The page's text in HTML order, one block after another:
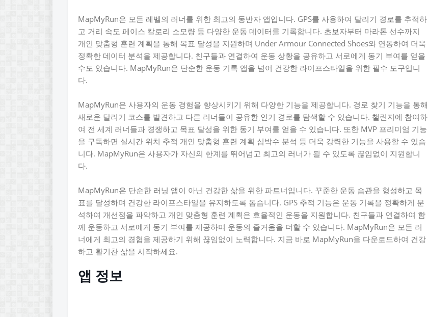
MapMyRun은 모든 레벨의 러너를 위한 최고의 동반자 앱입니다. GPS를 사용하여 달리기 경로를 추적하
고 거리 속도 페이스 칼로리 소모량 등 다양한 운동 데이터를 기록합니다. 초보자부터 마라톤 선수까지
개인 맞춤형 훈련 계획을 통해 목표 달성을 지원하며 Under Armour Connected Shoes와 연동하여 더욱
정확한 데이터 분석을 제공합니다. 친구들과 연결하여 운동 상황을 공유하고 서로에게 동기 부여를 얻을
수도 있습니다. MapMyRun은 단순한 운동 기록 앱을 넘어 건강한 라이프스타일을 위한 필수 도구입니
다.
MapMyRun은 사용자의 운동 경험을 향상시키기 위해 다양한 기능을 제공합니다. 경로 찾기 기능을 통해
새로운 달리기 코스를 발견하고 다른 러너들이 공유한 인기 경로를 탐색할 수 있습니다. 챌린지에 참여하
여 전 세계 러너들과 경쟁하고 목표 달성을 위한 동기 부여를 얻을 수 있습니다. 또한 MVP 프리미엄 기능
을 구독하면 실시간 위치 추적 개인 맞춤형 훈련 계획 심박수 분석 등 더욱 강력한 기능을 사용할 수 있습
니다. MapMyRun은 사용자가 자신의 한계를 뛰어넘고 최고의 러너가 될 수 있도록 끊임없이 지원합니
다.
MapMyRun은 단순한 러닝 앱이 아닌 건강한 삶을 위한 파트너입니다. 꾸준한 운동 습관을 형성하고 목
표를 달성하며 건강한 라이프스타일을 유지하도록 돕습니다. GPS 추적 기능은 운동 기록을 정확하게 분
석하여 개선점을 파악하고 개인 맞춤형 훈련 계획은 효율적인 운동을 지원합니다. 친구들과 연결하여 함
께 운동하고 서로에게 동기 부여를 제공하며 운동의 즐거움을 더할 수 있습니다. MapMyRun은 모든 러
너에게 최고의 경험을 제공하기 위해 끊임없이 노력합니다. 지금 바로 MapMyRun을 다운로드하여 건강
하고 활기찬 삶을 시작하세요.
앱 정보